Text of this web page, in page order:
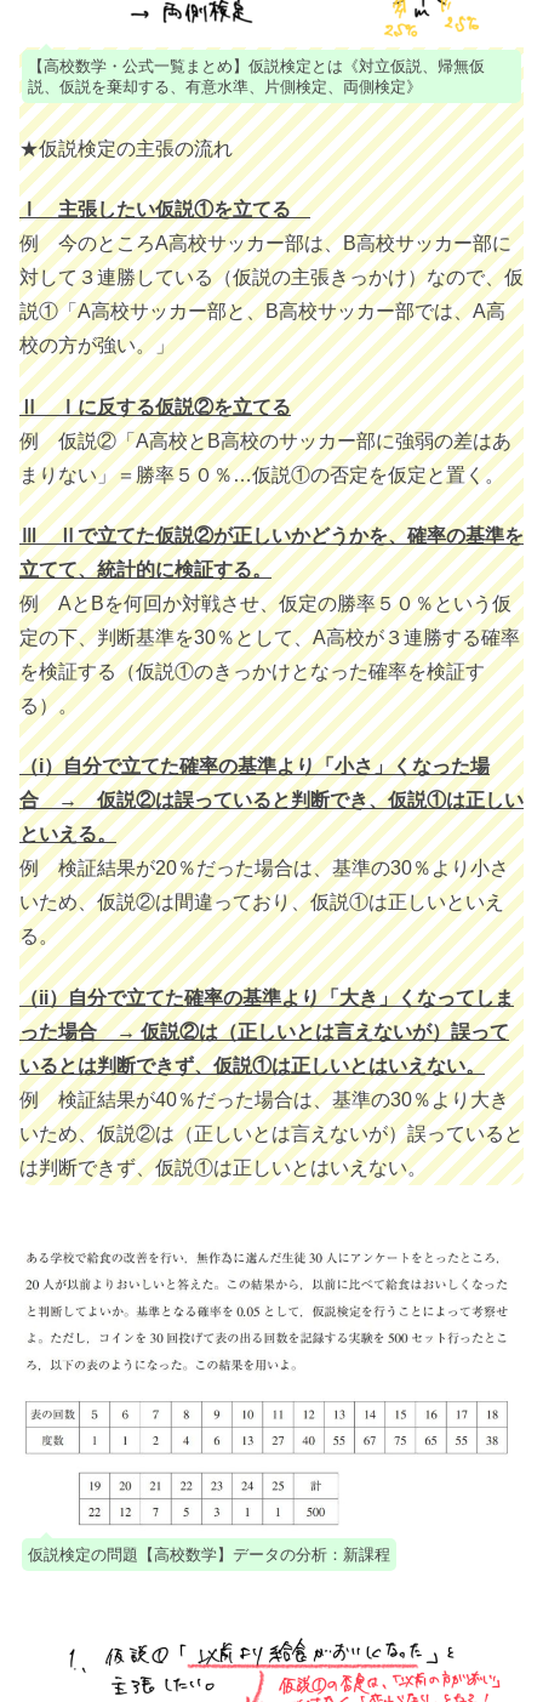
【高校数学・公式一覧まとめ】仮説検定とは《対立仮説、帰無仮
説、仮説を棄却する、有意水準、片側検定、両側検定》
★仮説検定の主張の流れ
Ⅰ 主張したい仮説①を立てる
例 今のところA高校サッカー部は、B高校サッカー部に
対して３連勝している（仮説の主張きっかけ）なので、仮
説①「A高校サッカー部と、B高校サッカー部では、A高
校の方が強い。」
Ⅱ Ⅰに反する仮説②を立てる
例 仮説②「A高校とB高校のサッカー部に強弱の差はあ
まりない」＝勝率５０％…仮説①の否定を仮定と置く。
Ⅲ Ⅱで立てた仮説②が正しいかどうかを、確率の基準を
立てて、統計的に検証する。
例 AとBを何回か対戦させ、仮定の勝率５０％という仮
定の下、判断基準を30％として、A高校が３連勝する確率
を検証する（仮説①のきっかけとなった確率を検証す
る）。
（i）自分で立てた確率の基準より「小さ」くなった場
合 → 仮説②は誤っていると判断でき、仮説①は正しい
といえる。
例 検証結果が20％だった場合は、基準の30％より小さ
いため、仮説②は間違っており、仮説①は正しいといえ
る。
（ii）自分で立てた確率の基準より「大き」くなってしま
った場合 → 仮説②は（正しいとは言えないが）誤って
いるとは判断できず、仮説①は正しいとはいえない。
例 検証結果が40％だった場合は、基準の30％より大き
いため、仮説②は（正しいとは言えないが）誤っていると
は判断できず、仮説①は正しいとはいえない。
仮説検定の問題【高校数学】データの分析：新課程